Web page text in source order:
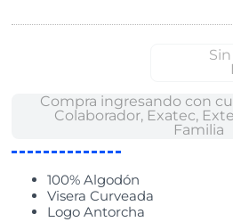
Compra ingresando con
Colaborador, Exatec,
Familia
100% Algodón
Visera Curveada
Logo Antorcha